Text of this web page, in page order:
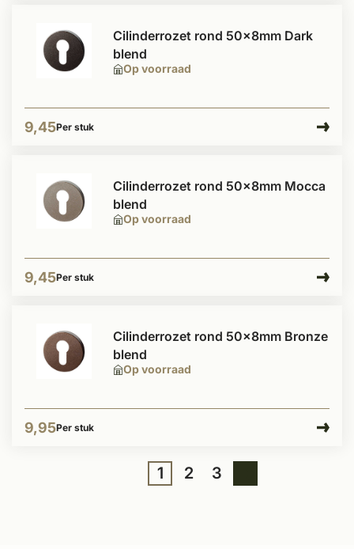
Op voorraad
Cilinderrozet rond 50x8mm Dark
blend
9,45Per stuk
Op voorraad
Cilinderrozet rond 50x8mm Mocca
blend
9,45Per stuk
Op voorraad
Cilinderrozet rond 50x8mm Bronze
blend
9,95Per stuk
1 2 3